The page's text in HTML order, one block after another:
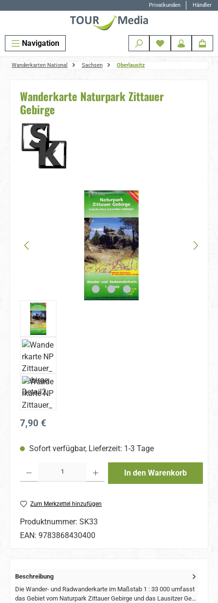
Zum Hauptinhalt springen Privatkunden Händler
Navigation
Wanderkarten National Sachsen Oberlausitz
Wanderkarte Naturpark Zittauer
Gebirge
Bildergalerie überspringen
Regulärer Preis:
7,90 €
Sofort verfügbar, Lieferzeit: 1-3 Tage
In den Warenkorb
Zum Merkzettel hinzufügen
Produktnummer: SK33
EAN: 9783868430400
Beschreibung
Die Wander- und Radwanderkarte im Maßstab 1 : 33 000 umfasst
das Gebiet vom Naturpark Zittauer Gebirge und das Lausitzer Ge…